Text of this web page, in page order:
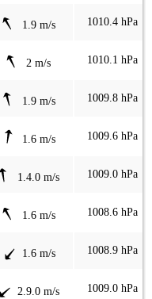
1.9 m/s 1010.4 hPa
2 m/s 1010.1 hPa
1.9 m/s 1009.8 hPa
1.6 m/s 1009.6 hPa
1.4.0 m/s 1009.0 hPa
1.6 m/s 1008.6 hPa
1.6 m/s 1008.9 hPa
2.9.0 m/s 1009.0 hPa